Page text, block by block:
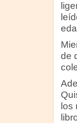
de
los